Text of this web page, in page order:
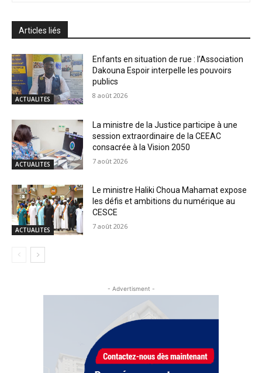
Articles liés
ACTUALITES
Enfants en situation de rue : l’Association
Dakouna Espoir interpelle les pouvoirs
publics
8 août 2026
ACTUALITES
La ministre de la Justice participe à une
session extraordinaire de la CEEAC
consacrée à la Vision 2050
7 août 2026
ACTUALITES
Le ministre Haliki Choua Mahamat expose
les défis et ambitions du numérique au
CESCE
7 août 2026
- Advertisment -